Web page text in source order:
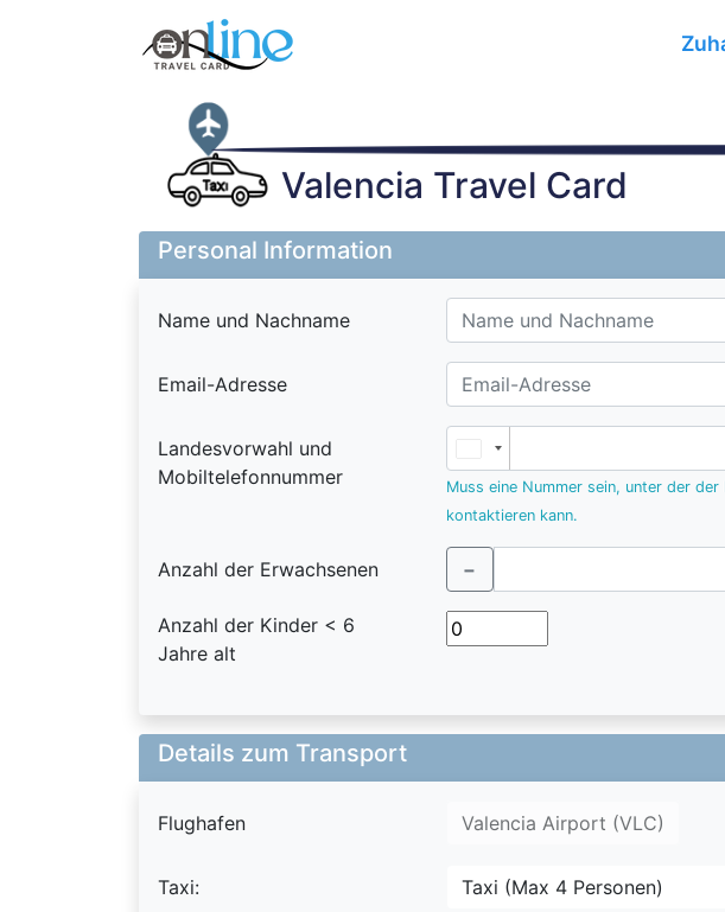
Valencia Travel Card
Personal Information
Name und Nachname
Email-Adresse
Landesvorwahl und
Mobiltelefonnummer
Muss eine Nummer sein, unter der
kontaktieren kann.
Anzahl der Erwachsenen −
Anzahl der Kinder < 6
Jahre alt
Details zum Transport
Flughafen Valencia Airport (VLC)
Taxi: Taxi (Max 4 Personen)